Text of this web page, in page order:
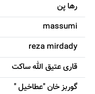
رها پن
massumi
reza mirdady
قاری عتیق الله ساکت
گوربز خان "عطاخیل "